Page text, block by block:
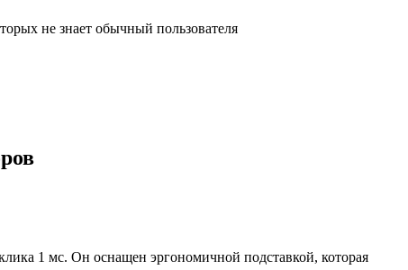
не знает обычный пользователя
1 мс. Он оснащен эргономичной подставкой, которая